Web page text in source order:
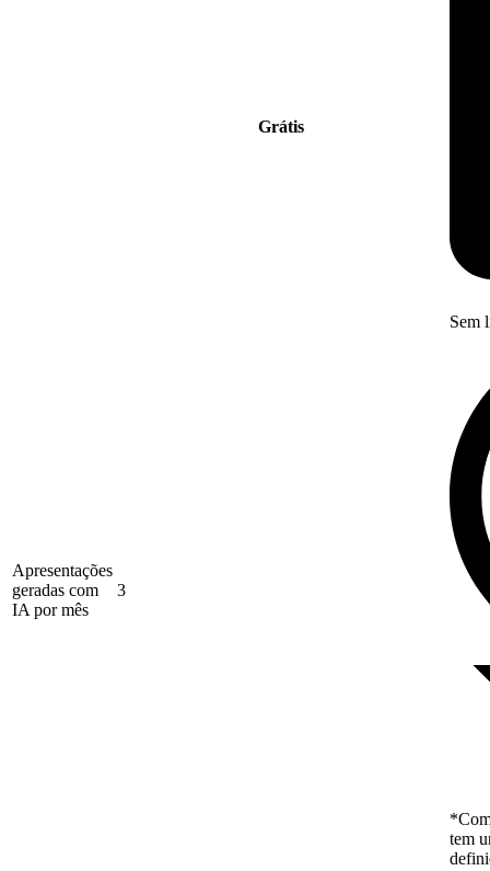
Grátis
Apresentações
geradas com
IA por mês
3
Sem
tem